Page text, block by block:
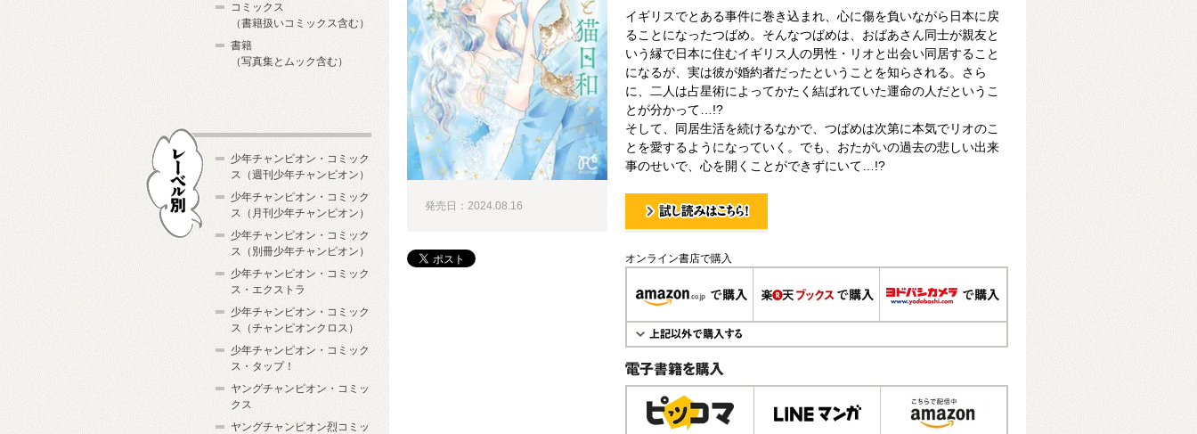
イギリスでとある事件に巻き込まれ、心に傷を負いながら日本に戻
ることになったつばめ。そんなつばめは、おばあさん同士が親友と
いう縁で日本に住むイギリス人の男性・リオと出会い同居すること
になるが、実は彼が婚約者だったということを知らされる。さら
に、二人は占星術によってかたく結ばれていた運命の人だというこ
とが分かって…!?
そして、同居生活を続けるなかで、つばめは次第に本気でリオのこ
とを愛するようになっていく。でも、おたがいの過去の悲しい出来
事のせいで、心を開くことができずにいて…!?
オンライン書店で購入
電子書籍で購入
発売日：2024.08.16
コミックス
（書籍扱いコミックス含む）
書籍
（写真集とムック含む）
少年チャンピオン・コミック
ス（週刊少年チャンピオン）
少年チャンピオン・コミック
ス（月刊少年チャンピオン）
少年チャンピオン・コミック
ス（別冊少年チャンピオン）
少年チャンピオン・コミック
ス・エクストラ
少年チャンピオン・コミック
ス（チャンピオンクロス）
少年チャンピオン・コミック
ス・タップ！
ヤングチャンピオン・コミッ
クス
ヤングチャンピオン烈コミッ